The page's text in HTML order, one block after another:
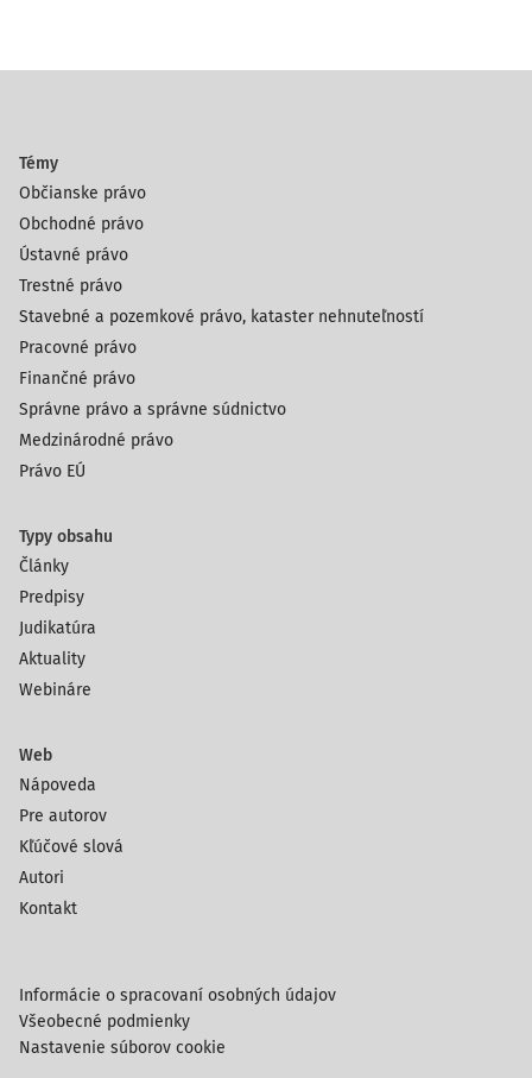
Témy
Občianske právo
Obchodné právo
Ústavné právo
Trestné právo
Stavebné a pozemkové právo, kataster nehnuteľností
Pracovné právo
Finančné právo
Správne právo a správne súdnictvo
Medzinárodné právo
Právo EÚ
Typy obsahu
Články
Predpisy
Judikatúra
Aktuality
Webináre
Web
Nápoveda
Pre autorov
Kľúčové slová
Autori
Kontakt
Informácie o spracovaní osobných údajov
Všeobecné podmienky
Nastavenie súborov cookie